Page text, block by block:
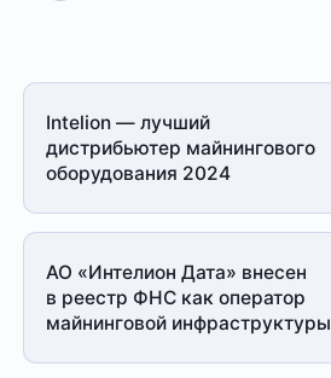
Intelion — лучший
дистрибьютер майнингового
оборудования 2024
АО «Интелион Дата» внесен
в реестр ФНС как оператор
майнинговой инфраструктуры